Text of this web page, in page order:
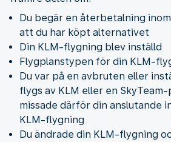
Du begär en återbetalning
att du har köpt alternativet
Din KLM-flygning blev inställd
Flygplanstypen för din KLM-
Du var på en avbruten eller
flygs av KLM eller en
missade därför din anslutande
KLM-flygning
Du ändrade din KLM-flygning